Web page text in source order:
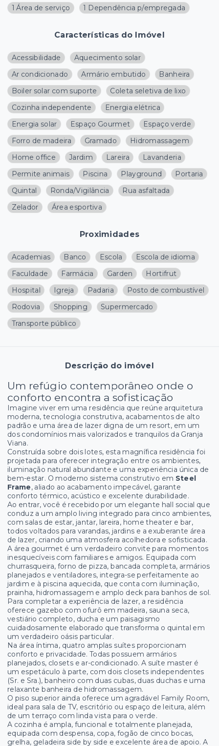
1 Área de serviço
1 Dependência p/empregada
Características do Imóvel
Acessibilidade
Aquecimento solar
Ar condicionado
Armário embutido
Banheira
Boiler solar com suporte
Coleta seletiva de lixo
Cozinha independente
Energia elétrica
Energia solar
Espaço Gourmet
Espaço verde
Forro de madeira
Gramado
Hidromassagem
Home office
Jardim Lareira
Lavanderia
Permite animais
Piscina Playground
Portaria
Quintal
Ronda/Vigilância
Rua asfaltada
Zelador
Área esportiva
Proximidades
Academias Banco Escola
Escola de idioma
Faculdade
Farmácia Garden
Hortifrut
Hospital
Igreja Padaria
Posto de combustível
Rodovia
Shopping
Supermercado
Transporte público
Descrição do imóvel
Um refúgio contemporâneo onde o
conforto encontra a sofisticação
Imagine viver em uma residência que reúne arquitetura
moderna, tecnologia construtiva, acabamentos de alto
padrão e uma área de lazer digna de um resort, em um
dos condomínios mais valorizados e tranquilos da Granja
Viana.
Construída sobre dois lotes, esta magnífica residência foi
projetada para oferecer integração entre os ambientes,
iluminação natural abundante e uma experiência única de
bem-estar. O moderno sistema construtivo em Steel
Frame, aliado ao acabamento impecável, garante
conforto térmico, acústico e excelente durabilidade.
Ao entrar, você é recebido por um elegante hall social que
conduz a um amplo living integrado para cinco ambientes,
com salas de estar, jantar, lareira, home theater e bar,
todos voltados para varandas, jardins e a exuberante área
de lazer, criando uma atmosfera acolhedora e sofisticada.
A área gourmet é um verdadeiro convite para momentos
inesquecíveis com familiares e amigos. Equipada com
churrasqueira, forno de pizza, bancada completa, armários
planejados e ventiladores, integra-se perfeitamente ao
jardim e à piscina aquecida, que conta com iluminação,
prainha, hidromassagem e amplo deck para banhos de sol.
Para completar a experiência de lazer, a residência
oferece gazebo com ofurô em madeira, sauna seca,
vestiário completo, ducha e um paisagismo
cuidadosamente elaborado que transforma o quintal em
um verdadeiro oásis particular.
Na área íntima, quatro amplas suítes proporcionam
conforto e privacidade. Todas possuem armários
planejados, closets e ar-condicionado. A suíte master é
um espetáculo à parte, com dois closets independentes
(Sr. e Sra.), banheiro com duas cubas, duas duchas e uma
relaxante banheira de hidromassagem.
O piso superior ainda oferece um agradável Family Room,
ideal para sala de TV, escritório ou espaço de leitura, além
de um terraço com linda vista para o verde.
A cozinha é ampla, funcional e totalmente planejada,
equipada com despensa, copa, fogão de cinco bocas,
grelha, geladeira side by side e excelente área de apoio. A